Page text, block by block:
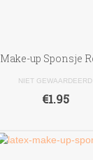
Make-up Sponsje
NIET GEWAARDEERD
€1.95